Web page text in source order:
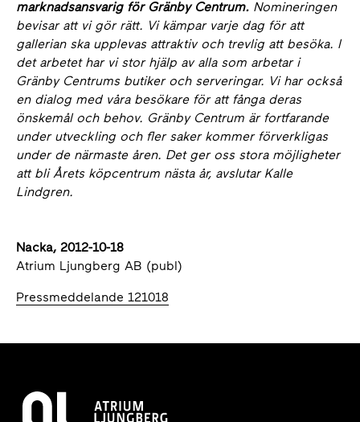
marknadsansvarig för Gränby Centrum. Nomineringen
bevisar att vi gör rätt. Vi kämpar varje dag för att
gallerian ska upplevas attraktiv och trevlig att besöka. I
det arbetet har vi stor hjälp av alla som arbetar i
Gränby Centrums butiker och serveringar. Vi har också
en dialog med våra besökare för att fånga deras
önskemål och behov. Gränby Centrum är fortfarande
under utveckling och fler saker kommer förverkligas
under de närmaste åren. Det ger oss stora möjligheter
att bli Årets köpcentrum nästa år, avslutar Kalle
Lindgren.
Nacka, 2012-10-18
Atrium Ljungberg AB (publ)
Pressmeddelande 121018